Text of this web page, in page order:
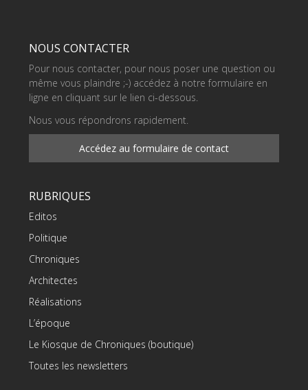
NOUS CONTACTER
Pour nous contacter, pour nous poser une question ou
même vous plaindre ;-) accédez à notre formulaire en
ligne en cliquant sur le lien ci-dessous.
Nous vous répondrons rapidement.
Accédez au formulaire de contact
RUBRIQUES
Editos
Politique
Chroniques
Architectes
Réalisations
L’époque
Le Kiosque de Chroniques (boutique)
Toutes les newsletters